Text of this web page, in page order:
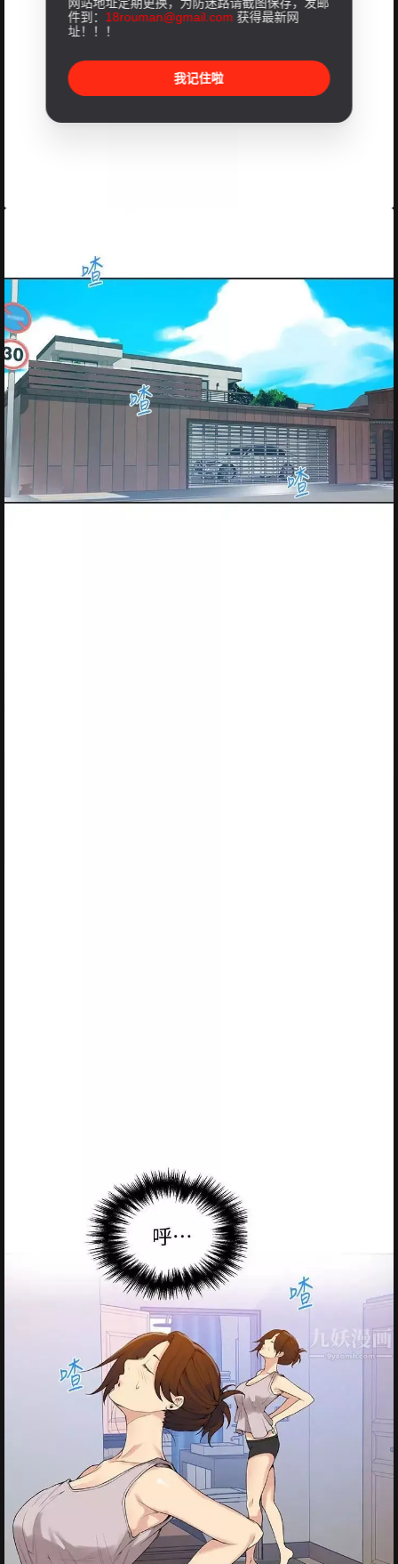
件到： 18rouman@gmail.com 获得最新网
址！！！
我记住啦